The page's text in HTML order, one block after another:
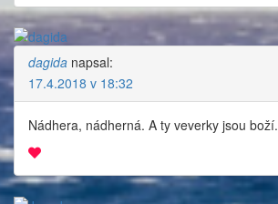
dagida napsal:
17.4.2018 v 18:32
Nádhera, nádherná. A ty veverky jsou boží.